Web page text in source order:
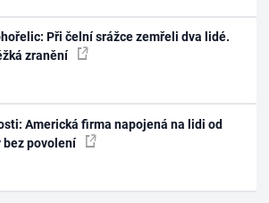
Při čelní srážce zemřeli dva lidé.
zranění
Americká firma napojená na lidi od
bez povolení